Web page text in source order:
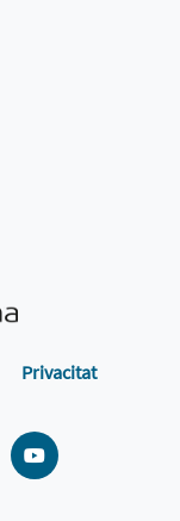
Privacitat